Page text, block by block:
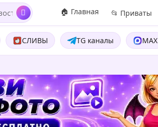
🏠 Главная 📂 Приваты
СЛИВЫ TG каналы MAX